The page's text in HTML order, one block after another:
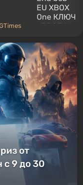
от
с 9 до 30